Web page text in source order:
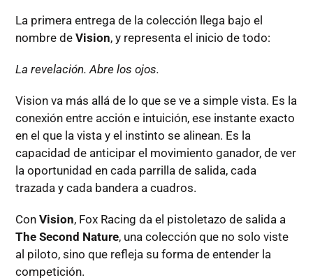
La primera entrega de la colección llega bajo el
nombre de Vision, y representa el inicio de todo:
La revelación. Abre los ojos.
Vision va más allá de lo que se ve a simple vista. Es la
conexión entre acción e intuición, ese instante exacto
en el que la vista y el instinto se alinean. Es la
capacidad de anticipar el movimiento ganador, de ver
la oportunidad en cada parrilla de salida, cada
trazada y cada bandera a cuadros.
Con Vision, Fox Racing da el pistoletazo de salida a
The Second Nature, una colección que no solo viste
al piloto, sino que refleja su forma de entender la
competición.